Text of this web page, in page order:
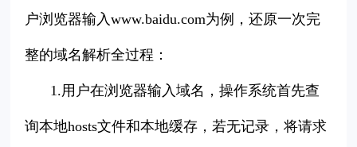
户浏览器输入www.baidu.com为例，还原一次完
整的域名解析全过程：
1.用户在浏览器输入域名，操作系统首先查
询本地hosts文件和本地缓存，若无记录，将请求